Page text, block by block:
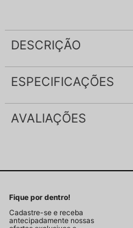
DESCRIÇÃO
ESPECIFICAÇÕES
AVALIAÇÕES
Fique por dentro!
Cadastre-se e receba
antecipadamente nossas